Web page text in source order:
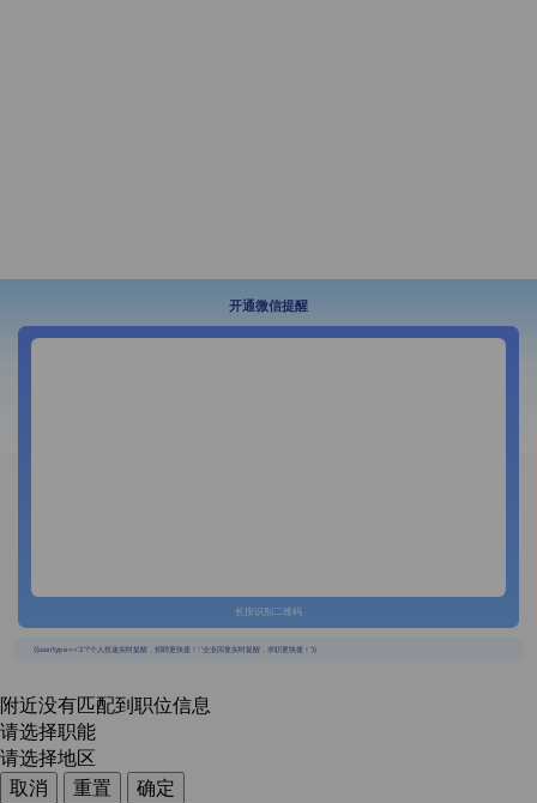
开通微信提醒
长按识别二维码
{{usertype=='2'?'个人投递实时提醒，招聘更快捷！':'企业回复实时提醒，求职更快捷！'}}
附近没有匹配到职位信息
请选择职能
请选择地区
取消
重置
确定